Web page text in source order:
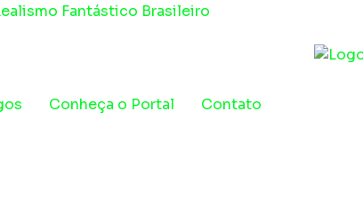
Fantástico Brasileiro
Conheça o Portal Contato